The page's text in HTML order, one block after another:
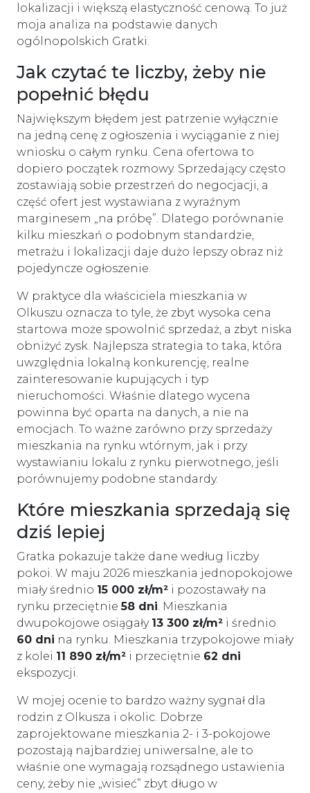
lokalizacji i większą elastyczność cenową. To już
moja analiza na podstawie danych
ogólnopolskich Gratki.
Jak czytać te liczby, żeby nie
popełnić błędu
Największym błędem jest patrzenie wyłącznie
na jedną cenę z ogłoszenia i wyciąganie z niej
wniosku o całym rynku. Cena ofertowa to
dopiero początek rozmowy. Sprzedający często
zostawiają sobie przestrzeń do negocjacji, a
część ofert jest wystawiana z wyraźnym
marginesem „na próbę”. Dlatego porównanie
kilku mieszkań o podobnym standardzie,
metrażu i lokalizacji daje dużo lepszy obraz niż
pojedyncze ogłoszenie.
W praktyce dla właściciela mieszkania w
Olkuszu oznacza to tyle, że zbyt wysoka cena
startowa może spowolnić sprzedaż, a zbyt niska
obniżyć zysk. Najlepsza strategia to taka, która
uwzględnia lokalną konkurencję, realne
zainteresowanie kupujących i typ
nieruchomości. Właśnie dlatego wycena
powinna być oparta na danych, a nie na
emocjach. To ważne zarówno przy sprzedaży
mieszkania na rynku wtórnym, jak i przy
wystawianiu lokalu z rynku pierwotnego, jeśli
porównujemy podobne standardy.
Które mieszkania sprzedają się
dziś lepiej
Gratka pokazuje także dane według liczby
pokoi. W maju 2026 mieszkania jednopokojowe
miały średnio 15 000 zł/m² i pozostawały na
rynku przeciętnie58 dni . Mieszkania
dwupokojowe osiągały 13 300 zł/m² i średnio
60 dni na rynku. Mieszkania trzypokojowe miały
z kolei 11 890 zł/m² i przeciętnie 62 dni
ekspozycji.
W mojej ocenie to bardzo ważny sygnał dla
rodzin z Olkusza i okolic. Dobrze
zaprojektowane mieszkania 2- i 3-pokojowe
pozostają najbardziej uniwersalne, ale to
właśnie one wymagają rozsądnego ustawienia
ceny, żeby nie „wisieć” zbyt długo w